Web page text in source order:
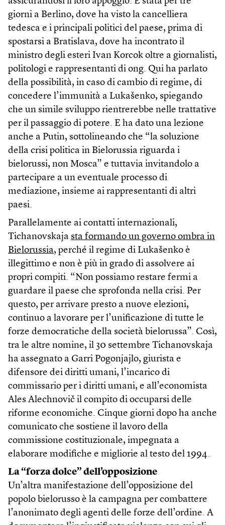
giorni a Berlino, dove ha visto la cancelliera
tedesca e i principali politici del paese, prima di
spostarsi a Bratislava, dove ha incontrato il
ministro degli esteri Ivan Korcok oltre a giornalisti,
politologi e rappresentanti di ong. Qui ha parlato
della possibilità, in caso di cambio di regime, di
concedere l’immunità a Lukašenko, spiegando
che un simile sviluppo rientrerebbe nelle trattative
per il passaggio di potere. E ha dato una lezione
anche a Putin, sottolineando che “la soluzione
della crisi politica in Bielorussia riguarda i
bielorussi, non Mosca” e tuttavia invitandolo a
partecipare a un eventuale processo di
mediazione, insieme ai rappresentanti di altri
paesi.
Parallelamente ai contatti internazionali,
Tichanovskaja sta formando un governo ombra in
Bielorussia, perché il regime di Lukašenko è
illegittimo e non è più in grado di assolvere ai
propri compiti. “Non possiamo restare fermi a
guardare il paese che sprofonda nella crisi. Per
questo, per arrivare presto a nuove elezioni,
continuo a lavorare per l’unificazione di tutte le
forze democratiche della società bielorussa”. Così,
tra le altre nomine, il 30 settembre Tichanovskaja
ha assegnato a Garri Pogonjajlo, giurista e
difensore dei diritti umani, l’incarico di
commissario per i diritti umani, e all’economista
Ales Alechnovič il compito di occuparsi delle
riforme economiche. Cinque giorni dopo ha anche
comunicato che sostiene il lavoro della
commissione costituzionale, impegnata a
elaborare modifiche e migliorie al testo del 1994.
La “forza dolce” dell’opposizione
Un’altra manifestazione dell’opposizione del
popolo bielorusso è la campagna per combattere
l’anonimato degli agenti delle forze dell’ordine. A